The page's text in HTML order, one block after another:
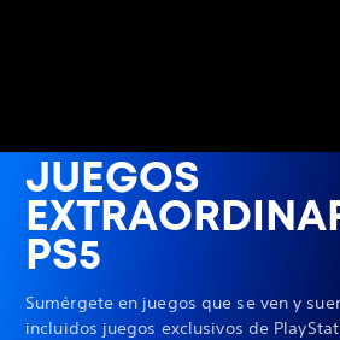
JUEGOS
PS5
Sumérgete en juegos que se ven y
incluidos juegos exclusivos de